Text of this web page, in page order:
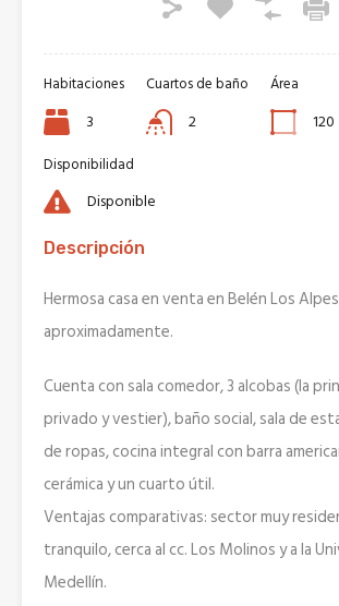
Habitaciones
3
Cuartos de baño
2
Área
120
Disponibilidad
Disponible
Descripción
Hermosa casa en venta en Belén Los
aproximadamente.
Cuenta con sala comedor, 3 alcobas (la
privado y vestier), baño social, sala de
de ropas, cocina integral con barra
cerámica y un cuarto útil.
Ventajas comparativas: sector muy
tranquilo, cerca al cc. Los Molinos y a la
Medellín.